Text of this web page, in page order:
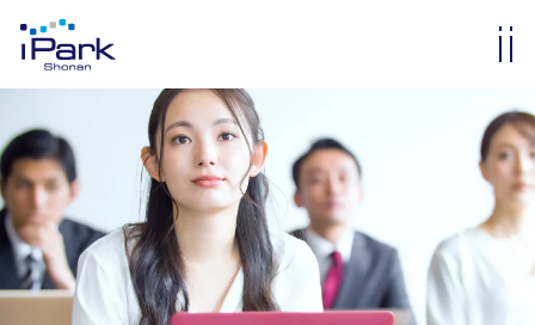
オフィス・ラボ入居
メンバーシップ入会
入居・メンバー企業一覧
入居者コミュニティ
サイエンスカフェ